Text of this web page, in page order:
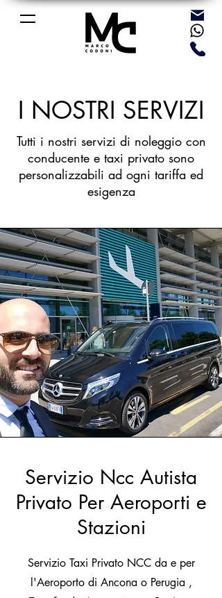
I NOSTRI SERVIZI
Tutti i nostri servizi di noleggio con
conducente e taxi privato sono
personalizzabili ad ogni tariffa ed
esigenza
Servizio Ncc Autista
Privato Per Aeroporti e
Stazioni
Servizio Taxi Privato NCC da e per
l'Aeroporto di Ancona o Perugia ,